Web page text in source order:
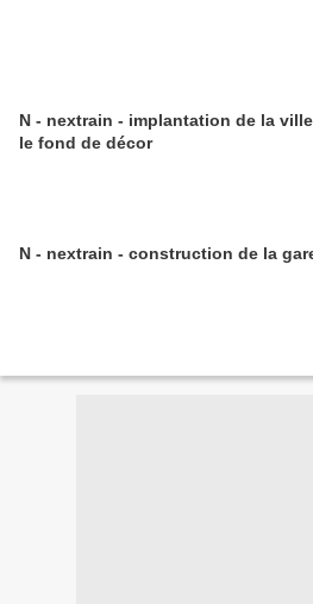
N - nextrain - implantation de la
le fond de décor
N - nextrain - construction de la